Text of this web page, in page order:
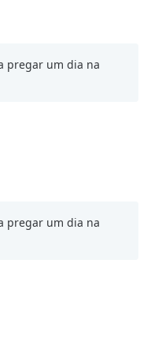
pregar um dia na
pregar um dia na